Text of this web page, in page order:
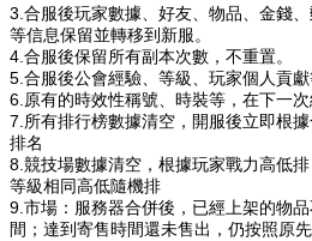
3.合服後玩家數據、好友、物品、金錢
等信息保留並轉移到新服。
4.合服後保留所有副本次數，不重置。
5.合服後公會經驗、等級、玩家個人貢
6.原有的時效性稱號、時裝等，在下一
7.所有排行榜數據清空，開服後立即根
排名
8.競技場數據清空，根據玩家戰力高低
等級相同高低隨機排
9.市場：服務器合併後，已經上架的物
間；達到寄售時間還未售出，仍按照原